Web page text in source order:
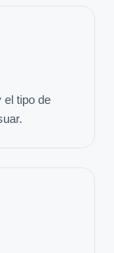
el tipo de